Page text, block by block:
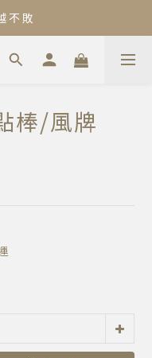
不 敗
棒/風牌